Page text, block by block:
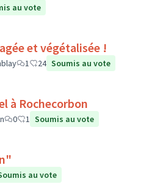
au vote
et végétalisée !
1 24 Soumis au vote
à Rochecorbon
0 1 Soumis au vote
au vote